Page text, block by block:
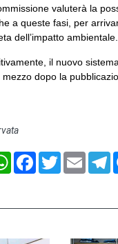
valuterà la
a queste fasi, per
dell’impatto ambientale.
il nuovo
dopo la
WhatsAppFacebook
TwitterEmail